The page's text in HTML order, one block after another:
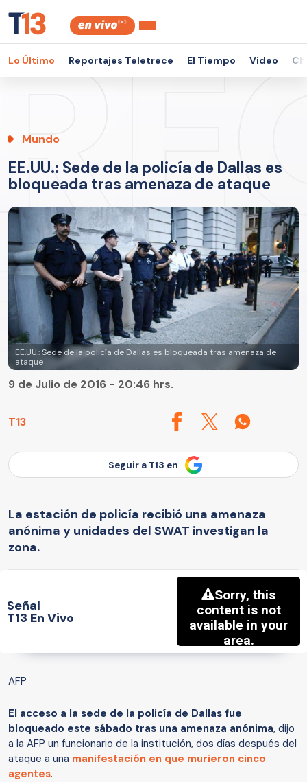
Lo Último Reportajes Teletrece El Tiempo Video
Mundo
EE.UU.: Sede de la policía de Dallas es
bloqueada tras amenaza de ataque
EE.UU.: Sede de la policía de Dallas es bloqueada tras amenaza de
ataque
T13
9 de Julio de 2016 - 20:46 hrs.
Seguir a T13 en
La estación de policía recibió una amenaza
anónima y unidades del SWAT investigan la
zona.
Señal
T13 En Vivo
AFP
El acceso a la sede de la policía de Dallas fue
bloqueado este sábado tras una amenaza anónima, dijo
a la AFP un funcionario de la institución, dos días después del
ataque a una manifestación en que murieron cinco
agentes.